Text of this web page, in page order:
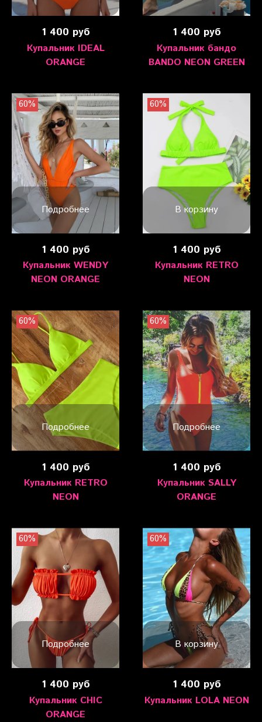
1 400 руб
Купальник IDEAL
ORANGE
1 400 руб
Купальник бандо
BANDO NEON GREEN
Подробнее
60%
1 400 руб
Купальник WENDY
NEON ORANGE
В корзину
60%
1 400 руб
Купальник RETRO
NEON
Подробнее
60%
1 400 руб
Купальник RETRO
NEON
Подробнее
60%
1 400 руб
Купальник SALLY
ORANGE
Подробнее
60%
1 400 руб
Купальник CHIC
ORANGE
В корзину
60%
1 400 руб
Купальник LOLA NEON